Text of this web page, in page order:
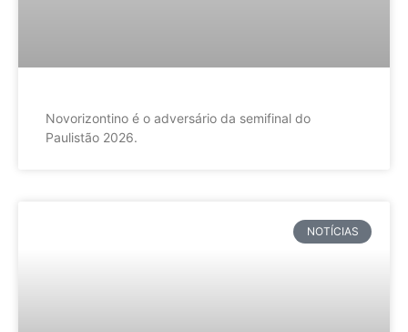
Novorizontino é o adversário da semifinal do
Paulistão 2026.
NOTÍCIAS